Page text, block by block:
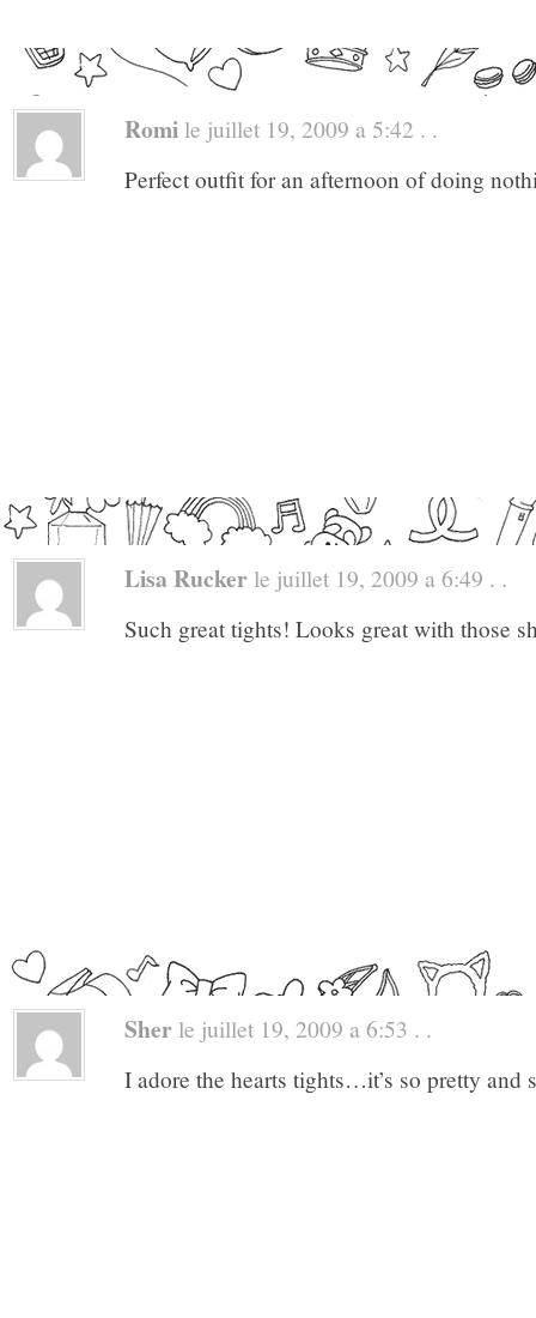
Romi le juillet 19, 2009 a 5:42 . .
Perfect outfit for an afternoon of doing
Lisa Rucker le juillet 19, 2009 a 6:49 . .
Such great tights! Looks great with those
Sher le juillet 19, 2009 a 6:53 . .
I adore the hearts tights…it’s so pretty and